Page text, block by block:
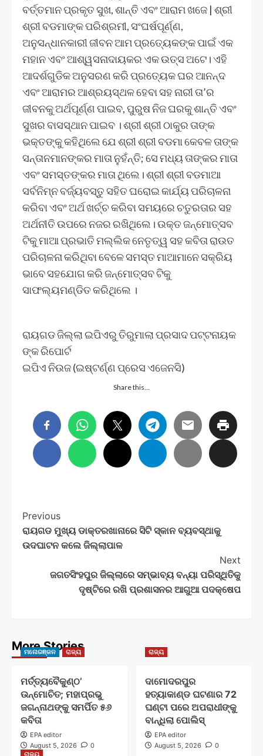
ବର୍ତ୍ତମାନ ପ୍ରକୃତ ସୁଖ, ଶାନ୍ତି ଏବଂ ଆରାମ ଖଜେ | ଶ୍ରୀ
ଶ୍ରୀ ବଡମାଙ୍କ ପରିଶ୍ରମୀ, ସଂଘର୍ଷପୂର୍ଣ୍ଣ,
ଅନୁସନ୍ଧାନକାରୀ ଜୀବନ ଆମ ପ୍ରତ୍ୟେକଙ୍କ ପାଇଁ ଏକ
ମହାନ ଏବଂ ଆଶ୍ୱସନାଦାୟକର ଏକ ଉତ୍ସ ଅଟେ। ଏହି
ଆଦର୍ଶଗୁଡିକ ଅନୁସରଣ କରି ପ୍ରତ୍ୟେକ ଘର ଆନନ୍ଦ
ଏବଂ ଆରାମର ଆଶ୍ରୟସ୍ଥଳ ହେବା ସହ ନାରୀ ତା’ର
ଜୀବନକୁ ଅର୍ଥପୂର୍ଣ୍ଣ ପାଇବ, ପୁରୁଷ ନିଜ ଘରକୁ ଶାନ୍ତି ଏବଂ
ସୁଖର ବାସସ୍ଥାନ ପାଇବ । ଶ୍ରୀ ଶ୍ରୀ ଠାକୁର ତାଙ୍କ
ଭକ୍ତଙ୍କୁ କହିଥିଲେ ଯେ ଶ୍ରୀ ଶ୍ରୀ ବଡମା କେବଳ ତାଙ୍କ
ସନ୍ତାନମାନଙ୍କର ମାତା ନୁହଁନ୍ତି; ସେ ମଧ୍ୟ ତାଙ୍କର ମାତା
ଏବଂ ସମସ୍ତଙ୍କର ମାତା ଥିଲେ। ଶ୍ରୀ ଶ୍ରୀ ବଡମାଆ
ସର୍ବନିମ୍ନ ବର୍ଜ୍ୟବସ୍ତୁ ସହିତ ଘରୋଇ କାର୍ଯ୍ୟ ପରିଚାଳନା
କରିବା ଏବଂ ଅର୍ଥ ଖର୍ଚ୍ଚ କରିବା ସମୟରେ ଚତୁରତାର ସହ
ଅର୍ଥନୀତି ଉପରେ ନଜର ରଖିଥିଲେ। ଉକ୍ତ ଜନ୍ମୋତ୍ସବ
ଟିକୁ ମାଆ ପ୍ରଭାତି ମଲ୍ଲିକ ନେତୃତ୍ୱ ସହ କବିତା ରାଉତ
ପରିଚାଳନା କରିଥିବା ବେଳେ ସମସ୍ତ ମାଆମାନେ ସକ୍ରିୟ
ଭାବେ ସହଯୋଗ କରି ଜନ୍ମୋତ୍ସବ ଟିକୁ
ସାଫଲ୍ୟମଣ୍ଡିତ କରିଥିଲେ ।
ରାୟଗଡ ଜିଲ୍ଲା ଇପିଏରୁ ତିରୁମାଲା ପ୍ରସାଦ ପଟ୍ଟନାୟକ
ଙ୍କ ରିପୋର୍ଟ
ଇପିଏ ନିଉଜ (ଇଷ୍ଟର୍ଣ୍ଣ ପ୍ରେସ ଏଜେନସି)
Share this…
Post
Navigation
Previous
ରାୟଗଡ ମୁଖ୍ୟ ଡାକ୍ତରଖାନାରେ ସିଟି ସ୍କାନ ବ୍ୟବସ୍ଥାକୁ
ଉଦଘାଟନ କଲେ ଜିଲ୍ଲାପାଳ
Next
ଜଗତସିଂହପୁର ଜିଲ୍ଲାରେ ସମ୍ଭାବ୍ୟ ବନ୍ୟା ପରିସ୍ଥିତିକୁ
ଦୃଷ୍ଟିରେ ରଖି ପ୍ରଶାସନର ଆଗୁଆ ପଦକ୍ଷେପ
More Stories
ମନୋରଞ୍ଜନ ରାଜ୍ୟ
ମର୍ତ୍ତ୍ୟବୈକୁଣ୍ଠ’
ଉନ୍ମୋଚିତ; ମହାପ୍ରଭୁ
ଜଗନ୍ନାଥଙ୍କୁ ସମର୍ପିତ ୫୬
କବିତା
EPA editor
August 5, 2026
0
ରାଜ୍ୟ
ଦାମୋଦରପୁର
ହତ୍ୟାକାଣ୍ଡ ଘଟଣାର 72
ଘଣ୍ଟା ପରେ ଅପରାଧୀଙ୍କୁ
ବାନ୍ଧିଲା ପୋଲିସ୍
EPA editor
August 5, 2026
0
ରାଜ୍ୟ